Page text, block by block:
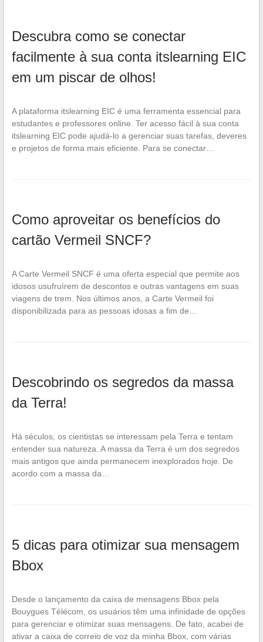
Descubra como se conectar
facilmente à sua conta itslearning EIC
em um piscar de olhos!
A plataforma itslearning EIC é uma ferramenta essencial para
estudantes e professores online. Ter acesso fácil à sua conta
itslearning EIC pode ajudá-lo a gerenciar suas tarefas, deveres
e projetos de forma mais eficiente. Para se conectar…
Como aproveitar os benefícios do
cartão Vermeil SNCF?
A Carte Vermeil SNCF é uma oferta especial que permite aos
idosos usufruírem de descontos e outras vantagens em suas
viagens de trem. Nos últimos anos, a Carte Vermeil foi
disponibilizada para as pessoas idosas a fim de…
Descobrindo os segredos da massa
da Terra!
Há séculos, os cientistas se interessam pela Terra e tentam
entender sua natureza. A massa da Terra é um dos segredos
mais antigos que ainda permanecem inexplorados hoje. De
acordo com a massa da…
5 dicas para otimizar sua mensagem
Bbox
Desde o lançamento da caixa de mensagens Bbox pela
Bouygues Télécom, os usuários têm uma infinidade de opções
para gerenciar e otimizar suas mensagens. De fato, acabei de
ativar a caixa de correio de voz da minha Bbox, com várias